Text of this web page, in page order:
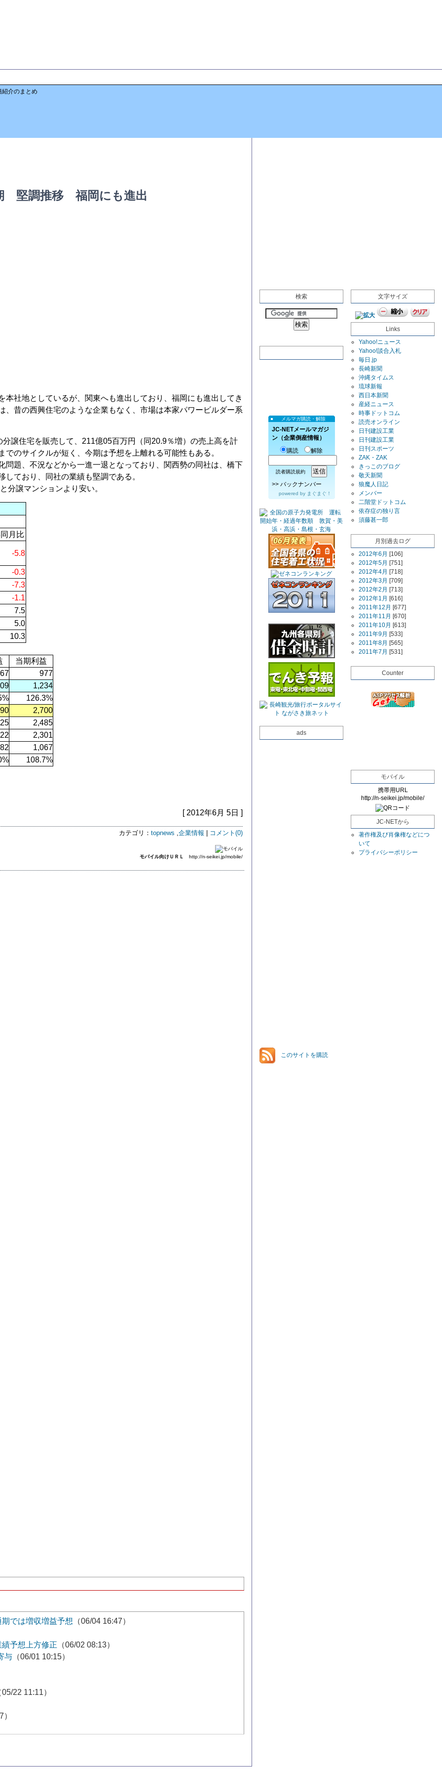
紹介のまとめ
堅調推移 福岡にも進出
社地としているが、関東へも進出しており、福岡にも進出してき
昔の西興住宅のような企業もなく、市場は本家パワービルダー系
譲住宅を販売して、211億05百万円（同20.9％増）の売上高を計
のサイクルが短く、今期は予想を上離れる可能性もある。
題、不況などから一進一退となっており、関西勢の同社は、橋下
ており、同社の業績も堅調である。
分譲マンションより安い。
月比
-5.8
-0.3
-7.3
-1.1
7.5
5.0
10.3
当期利益
977
1,234
126.3%
2,700
2,485
2,301
1,067
108.7%
[ 2012年6月 5日 ]
カテゴリ： topnews 企業情報 コメント(0)
モバイル向けＵＲＬ http://n-seikei.jp/mobile/
では増収増益予想 （06/04 16:47）
予想上方修正 （06/02 08:13）
与 （06/01 10:15）
22 11:11）
検索
メルマガ購読・解除
JC-NETメールマガジ
ン（企業倒産情報）
購読
解除
読者購読規約
>> バックナンバー
powered by まぐまぐ！
ads
このサイトを購読
文字サイズ
Links
Yahoo!ニュース
Yahoo!談合入札
毎日.jp
長崎新聞
沖縄タイムス
琉球新報
西日本新聞
産経ニュース
時事ドットコム
読売オンライン
日刊建設工業
日刊建設工業
日刊スポーツ
ZAK・ZAK
きっこのブログ
敬天新聞
狼魔人日記
メンバー
二階堂ドットコム
依存症の独り言
須藤甚一郎
月別過去ログ
2012年6月 [106]
2012年5月 [751]
2012年4月 [718]
2012年3月 [709]
2012年2月 [713]
2012年1月 [616]
2011年12月 [677]
2011年11月 [670]
2011年10月 [613]
2011年9月 [533]
2011年8月 [565]
2011年7月 [531]
Counter
モバイル
携帯用URL
http://n-seikei.jp/mobile/
JC-NETから
著作権及び肖像権などにつ
いて
プライバシーポリシー